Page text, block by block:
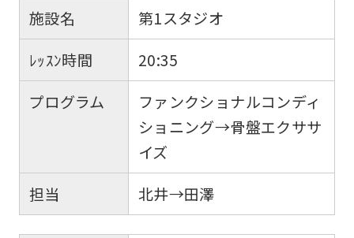
施設名
第1スタジオ
ﾚｯｽﾝ時間
20:35
プログラム
ファンクショナルコンディ
ショニング→骨盤エクササ
イズ
担当
北井→田澤